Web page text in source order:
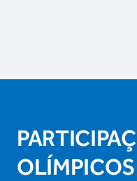
OLÍMPICOS